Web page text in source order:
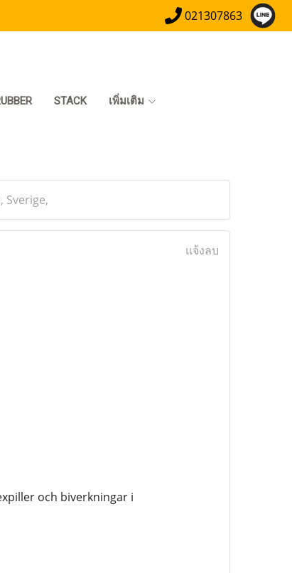
021307863
STACK เพิ่มเติม
Sverige,
แจ้งลบ
och biverkningar i